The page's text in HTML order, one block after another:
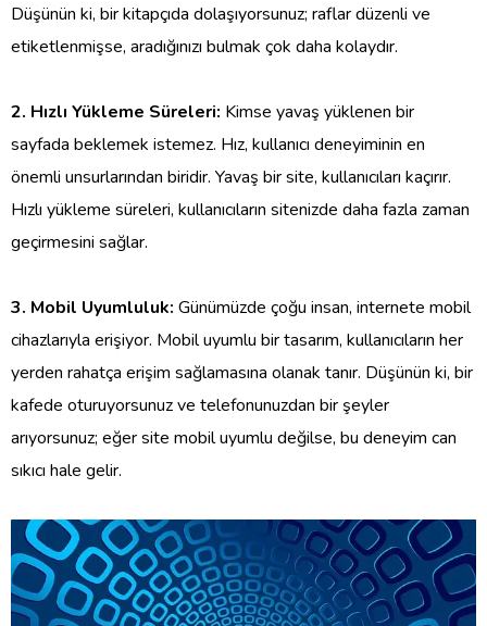
Düşünün ki, bir kitapçıda dolaşıyorsunuz; raflar düzenli ve
etiketlenmişse, aradığınızı bulmak çok daha kolaydır.
2. Hızlı Yükleme Süreleri: Kimse yavaş yüklenen bir
sayfada beklemek istemez. Hız, kullanıcı deneyiminin en
önemli unsurlarından biridir. Yavaş bir site, kullanıcıları kaçırır.
Hızlı yükleme süreleri, kullanıcıların sitenizde daha fazla zaman
geçirmesini sağlar.
3. Mobil Uyumluluk: Günümüzde çoğu insan, internete mobil
cihazlarıyla erişiyor. Mobil uyumlu bir tasarım, kullanıcıların her
yerden rahatça erişim sağlamasına olanak tanır. Düşünün ki, bir
kafede oturuyorsunuz ve telefonunuzdan bir şeyler
arıyorsunuz; eğer site mobil uyumlu değilse, bu deneyim can
sıkıcı hale gelir.